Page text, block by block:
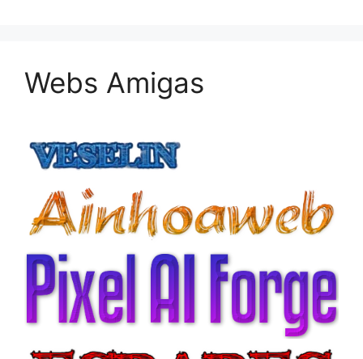
Webs Amigas